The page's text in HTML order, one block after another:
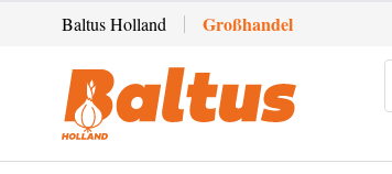
Zum Inhalt springen
Baltus Holland Großhandel